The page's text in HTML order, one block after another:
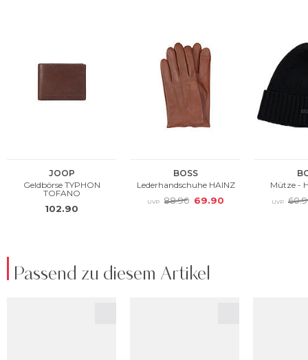
Passend zu diesem Artikel